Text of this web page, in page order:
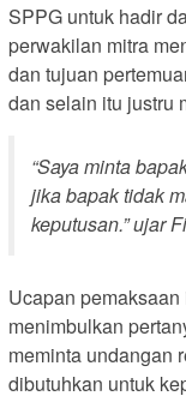
SPPG untuk hadir
perwakilan mitra
dan tujuan
dan selain itu justru
“Saya minta
jika bapak tidak
keputusan.” ujar
Ucapan
menimbulkan
meminta undangan
dibutuhkan untuk